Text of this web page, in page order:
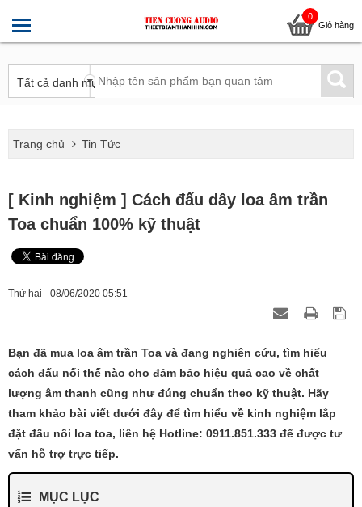
0
Giỏ hàng
Trang chủ Tin Tức
[ Kinh nghiệm ] Cách đấu dây loa âm trần
Toa chuẩn 100% kỹ thuật
Thứ hai - 08/06/2020 05:51
Bạn đã mua loa âm trần Toa và đang nghiên cứu, tìm hiểu
cách đấu nối thế nào cho đảm bảo hiệu quả cao về chất
lượng âm thanh cũng như đúng chuẩn theo kỹ thuật. Hãy
tham khảo bài viết dưới đây để tìm hiểu về kinh nghiệm lắp
đặt đấu nối loa toa, liên hệ Hotline: 0911.851.333 để được tư
vấn hỗ trợ trực tiếp.
MỤC LỤC